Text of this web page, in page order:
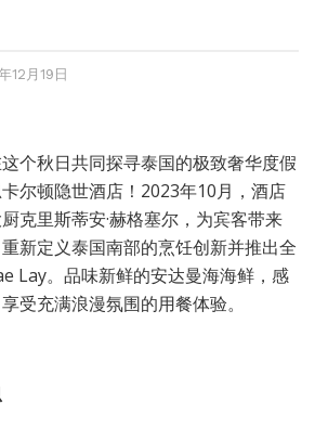
12月19日
个秋日共同探寻泰国的极致奢华度假
尔顿隐世酒店！2023年10月，酒店
克里斯蒂安·赫格塞尔，为宾客带来
新定义泰国南部的烹饪创新并推出全
Lay。品味新鲜的安达曼海海鲜，感
受充满浪漫氛围的用餐体验。